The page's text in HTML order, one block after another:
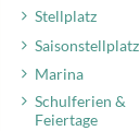
Stellplatz
Saisonstellplatz
Marina
Schulferien &
Feiertage